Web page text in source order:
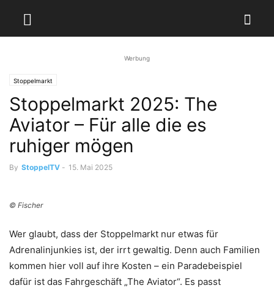
Werbung
Stoppelmarkt
Stoppelmarkt 2025: The
Aviator – Für alle die es
ruhiger mögen
By StoppelTV - 15. Mai 2025
© Fischer
Wer glaubt, dass der Stoppelmarkt nur etwas für
Adrenalinjunkies ist, der irrt gewaltig. Denn auch Familien
kommen hier voll auf ihre Kosten – ein Paradebeispiel
dafür ist das Fahrgeschäft „The Aviator“. Es passt